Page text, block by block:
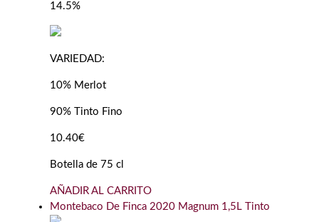
14.5%
VARIEDAD:
10% Merlot
90% Tinto Fino
10.40€
Botella de 75 cl
AÑADIR AL CARRITO
Montebaco De Finca 2020 Magnum 1,5L Tinto